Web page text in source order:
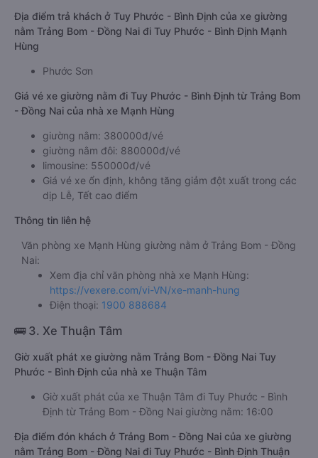
Địa điểm trả khách ở Tuy Phước - Bình Định của xe giường
nằm Trảng Bom - Đồng Nai đi Tuy Phước - Bình Định Mạnh
Hùng
Phước Sơn
Giá vé xe giường nằm đi Tuy Phước - Bình Định từ Trảng Bom
- Đồng Nai của nhà xe Mạnh Hùng
giường nằm: 380000đ/vé
giường nằm đôi: 880000đ/vé
limousine: 550000đ/vé
Giá vé xe ổn định, không tăng giảm đột xuất trong các
dịp Lễ, Tết cao điểm
Thông tin liên hệ
Văn phòng xe Mạnh Hùng giường nằm ở Trảng Bom - Đồng
Nai:
Xem địa chỉ văn phòng nhà xe Mạnh Hùng:
https://vexere.com/vi-VN/xe-manh-hung
Điện thoại: 1900 888684
🚌 3. Xe Thuận Tâm
Giờ xuất phát xe giường nằm Trảng Bom - Đồng Nai Tuy
Phước - Bình Định của nhà xe Thuận Tâm
Giờ xuất phát của xe Thuận Tâm đi Tuy Phước - Bình
Định từ Trảng Bom - Đồng Nai giường nằm: 16:00
Địa điểm đón khách ở Trảng Bom - Đồng Nai của xe giường
nằm Trảng Bom - Đồng Nai đi Tuy Phước - Bình Định Thuận